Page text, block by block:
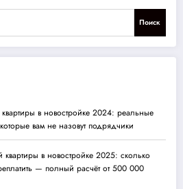
Поиск
квартиры в новостройке 2024: реальные
вам не назовут подрядчики
квартиры в новостройке 2025: сколько
— полный расчёт от 500 000